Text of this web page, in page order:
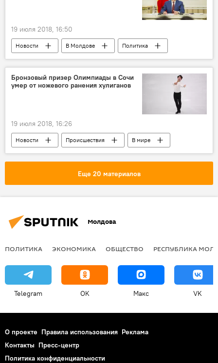
19 июля 2018, 16:50
Новости В Молдове
Политика
Республика Молдова
Игорь Додон
нейтралитет
заявление
признание
позиция
статус
Бронзовый призер Олимпиады в Сочи
умер от ножевого ранения хулиганов
19 июля 2018, 16:26
Новости Происшествия
В мире
Денис Тен
смерть
нападение
Еще 20 материалов
Молдова
ПОЛИТИКА ЭКОНОМИКА ОБЩЕСТВО РЕСПУБЛИКА
Telegram OK Макс VK
О проекте Правила использования Реклама
Контакты Пресс-центр
Политика конфиденциальности